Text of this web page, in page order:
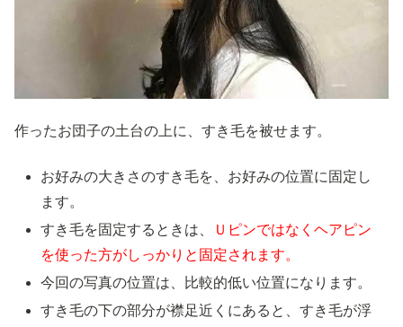
作ったお団子の土台の上に、すき毛を被せます。
お好みの大きさのすき毛を、お好みの位置に固定し
ます。
すき毛を固定するときは、
Ｕピンではなくヘアピン
を使った方がしっかりと固定されます。
今回の写真の位置は、比較的低い位置になります。
すき毛の下の部分が襟足近くにあると、すき毛が浮